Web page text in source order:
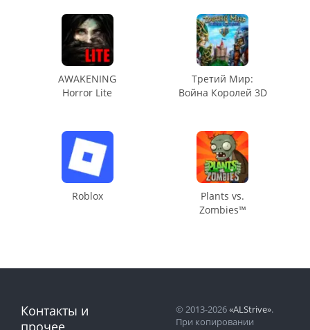
AWAKENING
Horror Lite
Третий Мир:
Война Королей 3D
Roblox
Plants vs.
Zombies™
Контакты и
прочее
© 2013-2026«ALStrive».
При копировании